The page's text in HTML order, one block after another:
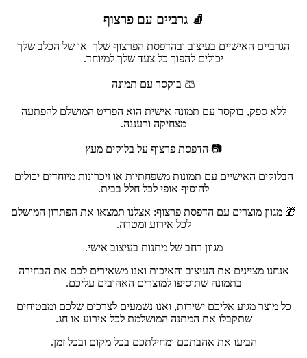
🧦 גרביים עם פרצוף
הגרביים האישיים בעיצוב ובהדפסת הפרצוף שלך או של הכלב שלך
יכולים להפוך כל צעד שלך למיוחד.
🩳 בוקסר עם תמונה
ללא ספק, בוקסר עם תמונה אישית הוא הפריט המושלם להפתעה
מצחיקה ורעננה.
📷 הדפסת פרצוף על בלוקים מעץ
הבלוקים האישיים עם תמונות משפחתיות או זיכרונות מיוחדים יכולים
להוסיף אופי לכל חלל בבית.
🎁 מגוון מוצרים עם הדפסת פרצוף: אצלנו תמצאו את הפתרון המושלם
לכל אירוע ומטרה.
מגוון רחב של מתנות בעיצוב אישי.
אנחנו מציינים את העיצוב והאיכות ואנו משאירים לכם את הבחירה
בתמונה שתוסיפו למוצרים האהובים עליכם.
כל מוצר מגיע אליכם ישירות, ואנו נשמעים לצרכים שלכם ומבטיחים
שתקבלו את המתנה המושלמת לכל אירוע או חג.
הביעו את אהבתכם ומחילתכם בכל מקום ובכל זמן.